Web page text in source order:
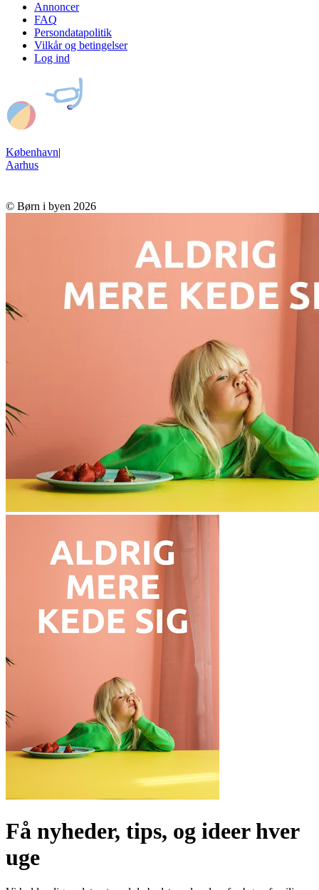
Annoncer
FAQ
Persondatapolitik
Vilkår og betingelser
Log ind
København|
Aarhus
© Børn i byen 2026
Få nyheder, tips, og ideer hver
uge